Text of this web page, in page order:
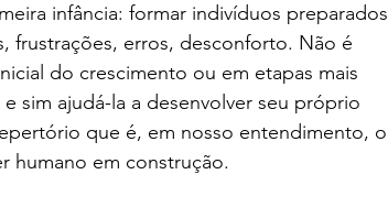
infância: formar indivíduos preparados
frustrações, erros, desconforto. Não é
do crescimento ou em etapas mais
sim ajudá-la a desenvolver seu próprio
que é, em nosso entendimento, o
humano em construção.